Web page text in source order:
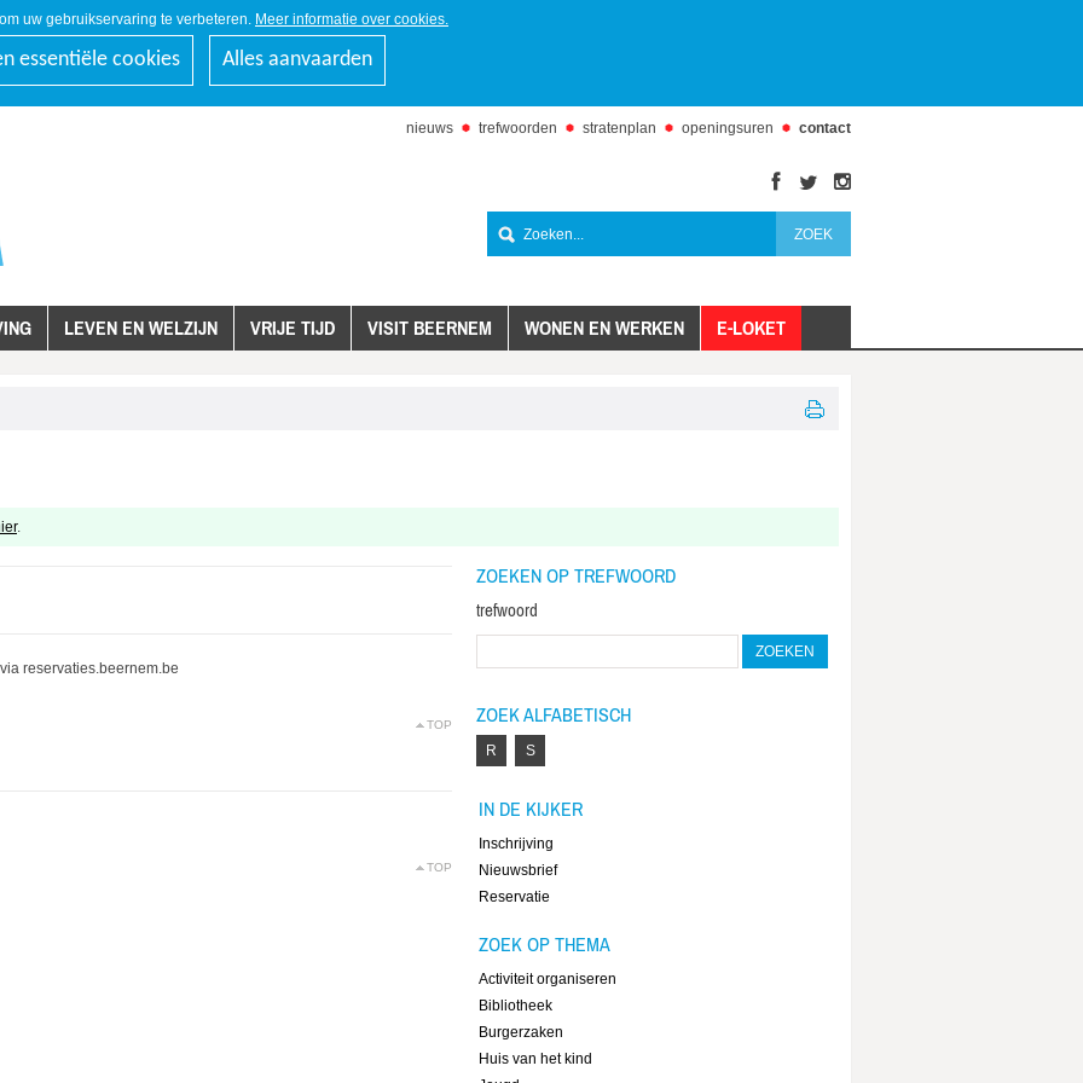
uw gebruikservaring te verbeteren. Meer informatie over cookies.
essentiële cookies Alles aanvaarden
nieuws trefwoorden stratenplan openingsuren contact
facebook
twitterinstagram
LEVEN EN WELZIJN VRIJE TIJD VISIT BEERNEM WONEN EN WERKEN E-LOKET
.
reservaties.beernem.be
TOP
TOP
ZOEKEN OP TREFWOORD
trefwoord
ZOEK ALFABETISCH
R S
IN DE KIJKER
Inschrijving
Nieuwsbrief
Reservatie
ZOEK OP THEMA
Activiteit organiseren
Bibliotheek
Burgerzaken
Huis van het kind